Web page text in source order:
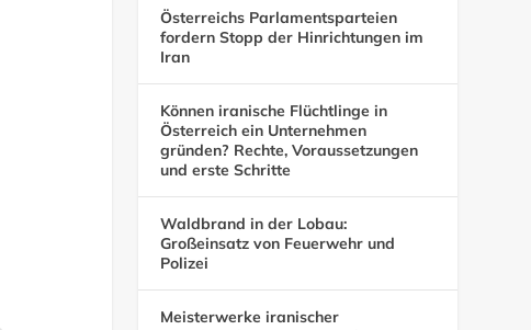
Österreichs Parlamentsparteien
fordern Stopp der Hinrichtungen im
Iran
Können iranische Flüchtlinge in
Österreich ein Unternehmen
gründen? Rechte, Voraussetzungen
und erste Schritte
Waldbrand in der Lobau:
Großeinsatz von Feuerwehr und
Polizei
Meisterwerke iranischer